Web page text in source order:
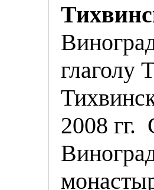
глаголу
2008 гг.